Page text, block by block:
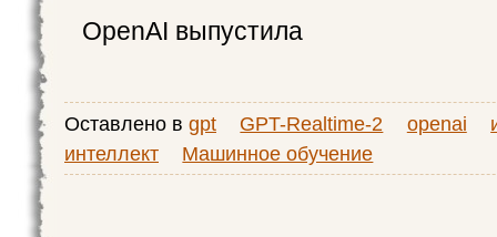
OpenAI выпустила
Оставлено в gpt GPT-Realtime-2 openai
интеллект
Машинное обучение